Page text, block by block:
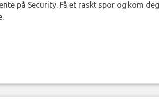
på Security. Få et raskt spor og kom deg